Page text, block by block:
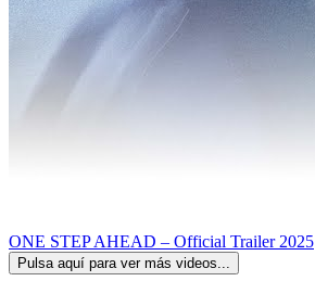
ONE STEP AHEAD – Official Trailer 2025
Pulsa aquí para ver más videos...